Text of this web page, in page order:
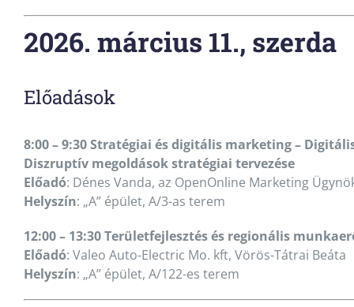
2026. március 11., szerda
Előadások
8:00 – 9:30 Stratégiai és digitális marketing –
Diszruptív megoldások stratégiai tervezése
Előadó: Dénes Vanda, az OpenOnline Marketing
Helyszín: „A” épület, A/3-as terem
12:00 – 13:30 Területfejlesztés és regionális
Előadó: Valeo Auto-Electric Mo. kft, Vörös-Tátrai Beáta
Helyszín: „A” épület, A/122-es terem